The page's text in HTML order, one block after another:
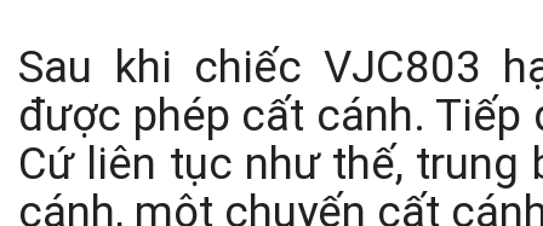
Sau khi chiếc VJC803
được phép cất cánh. Tiếp
Cứ liên tục như thế,
cánh, một chuyến cất